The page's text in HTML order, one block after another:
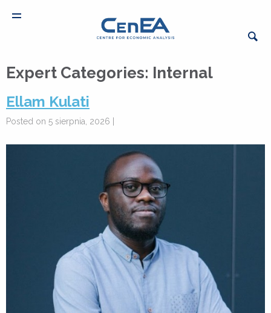
Expert Categories: Internal
Ellam Kulati
Posted on 5 sierpnia, 2026 |